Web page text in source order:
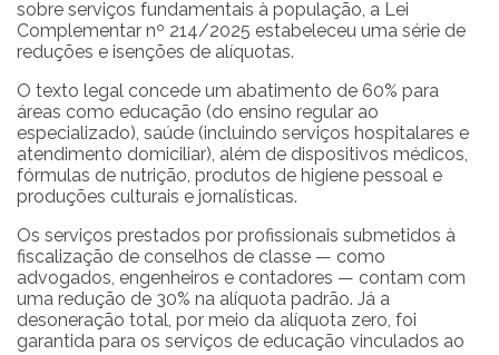
sobre serviços fundamentais à população, a Lei
Complementar nº 214/2025 estabeleceu uma série de
reduções e isenções de alíquotas.
O texto legal concede um abatimento de 60% para
áreas como educação (do ensino regular ao
especializado), saúde (incluindo serviços hospitalares e
atendimento domiciliar), além de dispositivos médicos,
fórmulas de nutrição, produtos de higiene pessoal e
produções culturais e jornalísticas.
Os serviços prestados por profissionais submetidos à
fiscalização de conselhos de classe — como
advogados, engenheiros e contadores — contam com
uma redução de 30% na alíquota padrão. Já a
desoneração total, por meio da alíquota zero, foi
garantida para os serviços de educação vinculados ao